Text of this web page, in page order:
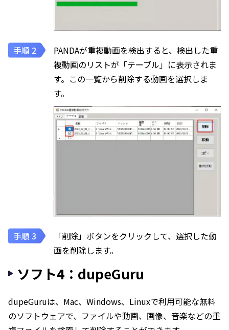
PANDAが重複動画を検出すると、検出した重
複動画のリストが「テーブル」に表示されま
す。この一覧から削除する動画を選択しま
す。
「削除」ボタンをクリックして、選択した動
画を削除します。
ソフト4：dupeGuru
dupeGuruは、Mac、Windows、Linuxで利用可能な無料
のソフトウェアで、ファイルや動画、画像、音楽などの重